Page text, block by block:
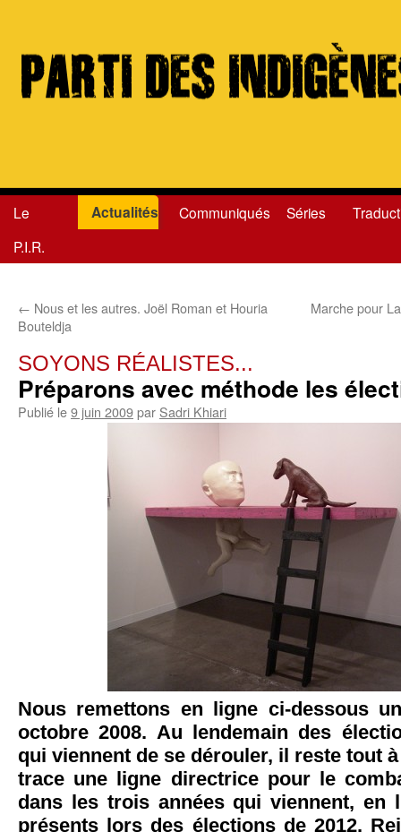
Aller
au
Le
P.I.R.
Actualités Communiqués Séries
← Nous et les autres. Joël Roman et Houria
Bouteldja
Marche pour
SOYONS RÉALISTES...
Préparons avec méthode les
Publié le9 juin 2009par Sadri Khiari
Nous remettons en ligne ci-dessous
octobre 2008. Au lendemain des
qui viennent de se dérouler, il reste tout
trace une ligne directrice pour le
dans les trois années qui viennent, en
présents lors des élections de 2012.